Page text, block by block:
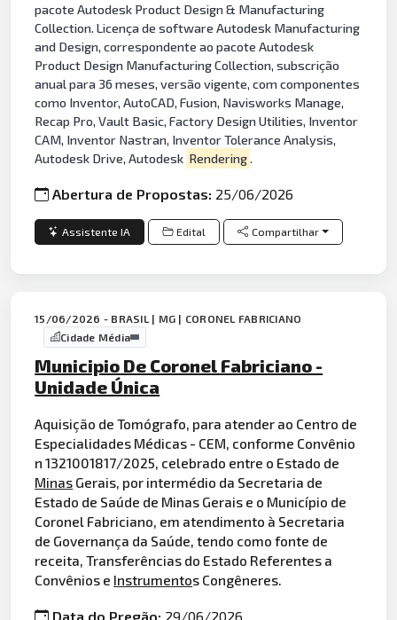
pacote Autodesk Product Design & Manufacturing
Collection. Licença de software Autodesk Manufacturing
and Design, correspondente ao pacote Autodesk
Product Design Manufacturing Collection, subscrição
anual para 36 meses, versão vigente, com componentes
como Inventor, AutoCAD, Fusion, Navisworks Manage,
Recap Pro, Vault Basic, Factory Design Utilities, Inventor
CAM, Inventor Nastran, Inventor Tolerance Analysis,
Autodesk Drive, Autodesk Rendering.
Abertura de Propostas: 25/06/2026
Assistente IA Edital Compartilhar
15/06/2026 - BRASIL | MG | CORONEL FABRICIANO
Cidade Média
Municipio De Coronel Fabriciano -
Unidade Única
Aquisição de Tomógrafo, para atender ao Centro de
Especialidades Médicas - CEM, conforme Convênio
n 1321001817/2025, celebrado entre o Estado de
Minas Gerais, por intermédio da Secretaria de
Estado de Saúde de Minas Gerais e o Município de
Coronel Fabriciano, em atendimento à Secretaria
de Governança da Saúde, tendo como fonte de
receita, Transferências do Estado Referentes a
Convênios e Instrumentos Congêneres.
Data do Pregão: 29/06/2026